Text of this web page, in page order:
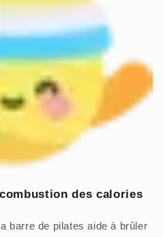
des calories
barre de pilates aide à brûler